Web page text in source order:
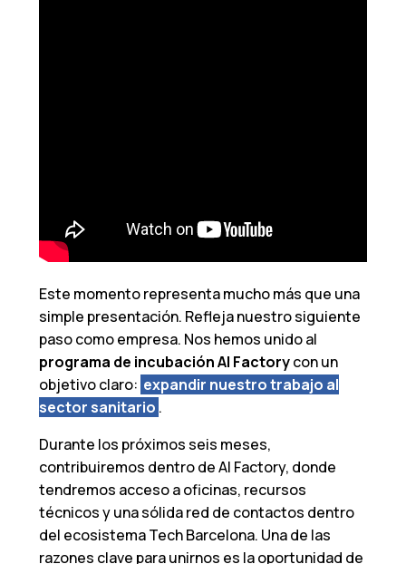
Este momento representa mucho más que una
simple presentación. Refleja nuestro siguiente
paso como empresa. Nos hemos unido al
programa de incubación AI Factorycon un
objetivo claro: expandir nuestro trabajo al
sector sanitario .
Durante los próximos seis meses,
contribuiremos dentro de AI Factory, donde
tendremos acceso a oficinas, recursos
técnicos y una sólida red de contactos dentro
del ecosistema Tech Barcelona. Una de las
razones clave para unirnos es la oportunidad de